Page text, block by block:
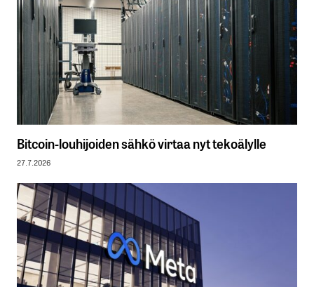
Bitcoin-louhijoiden sähkö virtaa nyt tekoälylle
27.7.2026